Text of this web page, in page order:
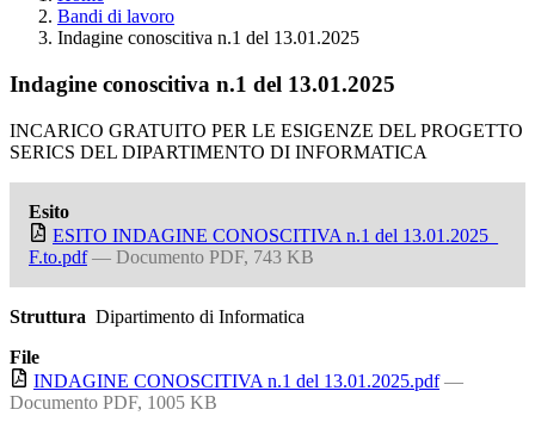
Bandi di lavoro
Indagine conoscitiva n.1 del 13.01.2025
Indagine conoscitiva n.1 del 13.01.2025
INCARICO GRATUITO PER LE ESIGENZE DEL PROGETTO
SERICS DEL DIPARTIMENTO DI INFORMATICA
Esito
ESITO INDAGINE CONOSCITIVA n.1 del 13.01.2025_
F.to.pdf — Documento PDF, 743 KB
Struttura Dipartimento di Informatica
File
INDAGINE CONOSCITIVA n.1 del 13.01.2025.pdf —
Documento PDF, 1005 KB